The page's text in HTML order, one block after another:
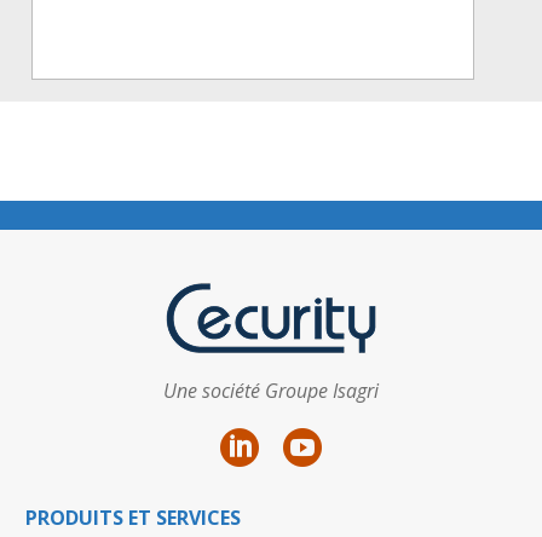
Une société Groupe Isagri
PRODUITS ET SERVICES